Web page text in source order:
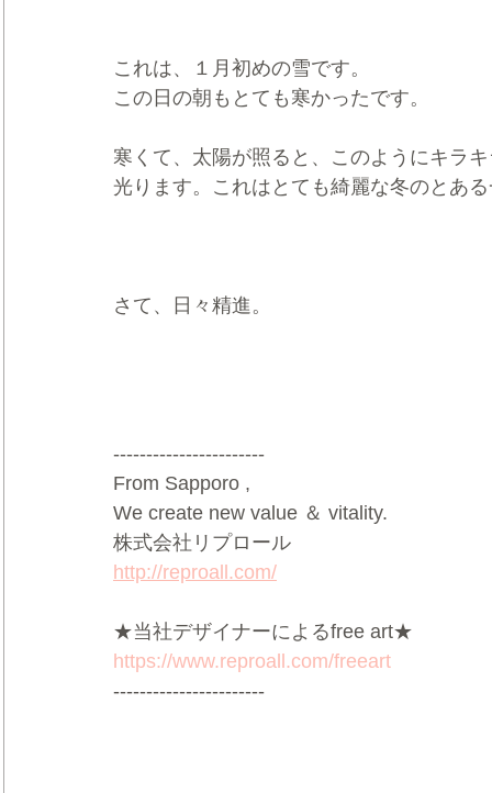
これは、１月初めの雪です。
この日の朝もとても寒かったです。
寒くて、太陽が照ると、このようにキラ
光ります。これはとても綺麗な冬のとあ
さて、日々精進。
-----------------------
From Sapporo ,
We create new value ＆ vitality.
株式会社リプロール
http://reproall.com/
★当社デザイナーによるfree art★
https://www.reproall.com/freeart
-----------------------